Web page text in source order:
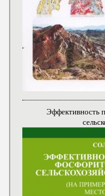
Эффективность